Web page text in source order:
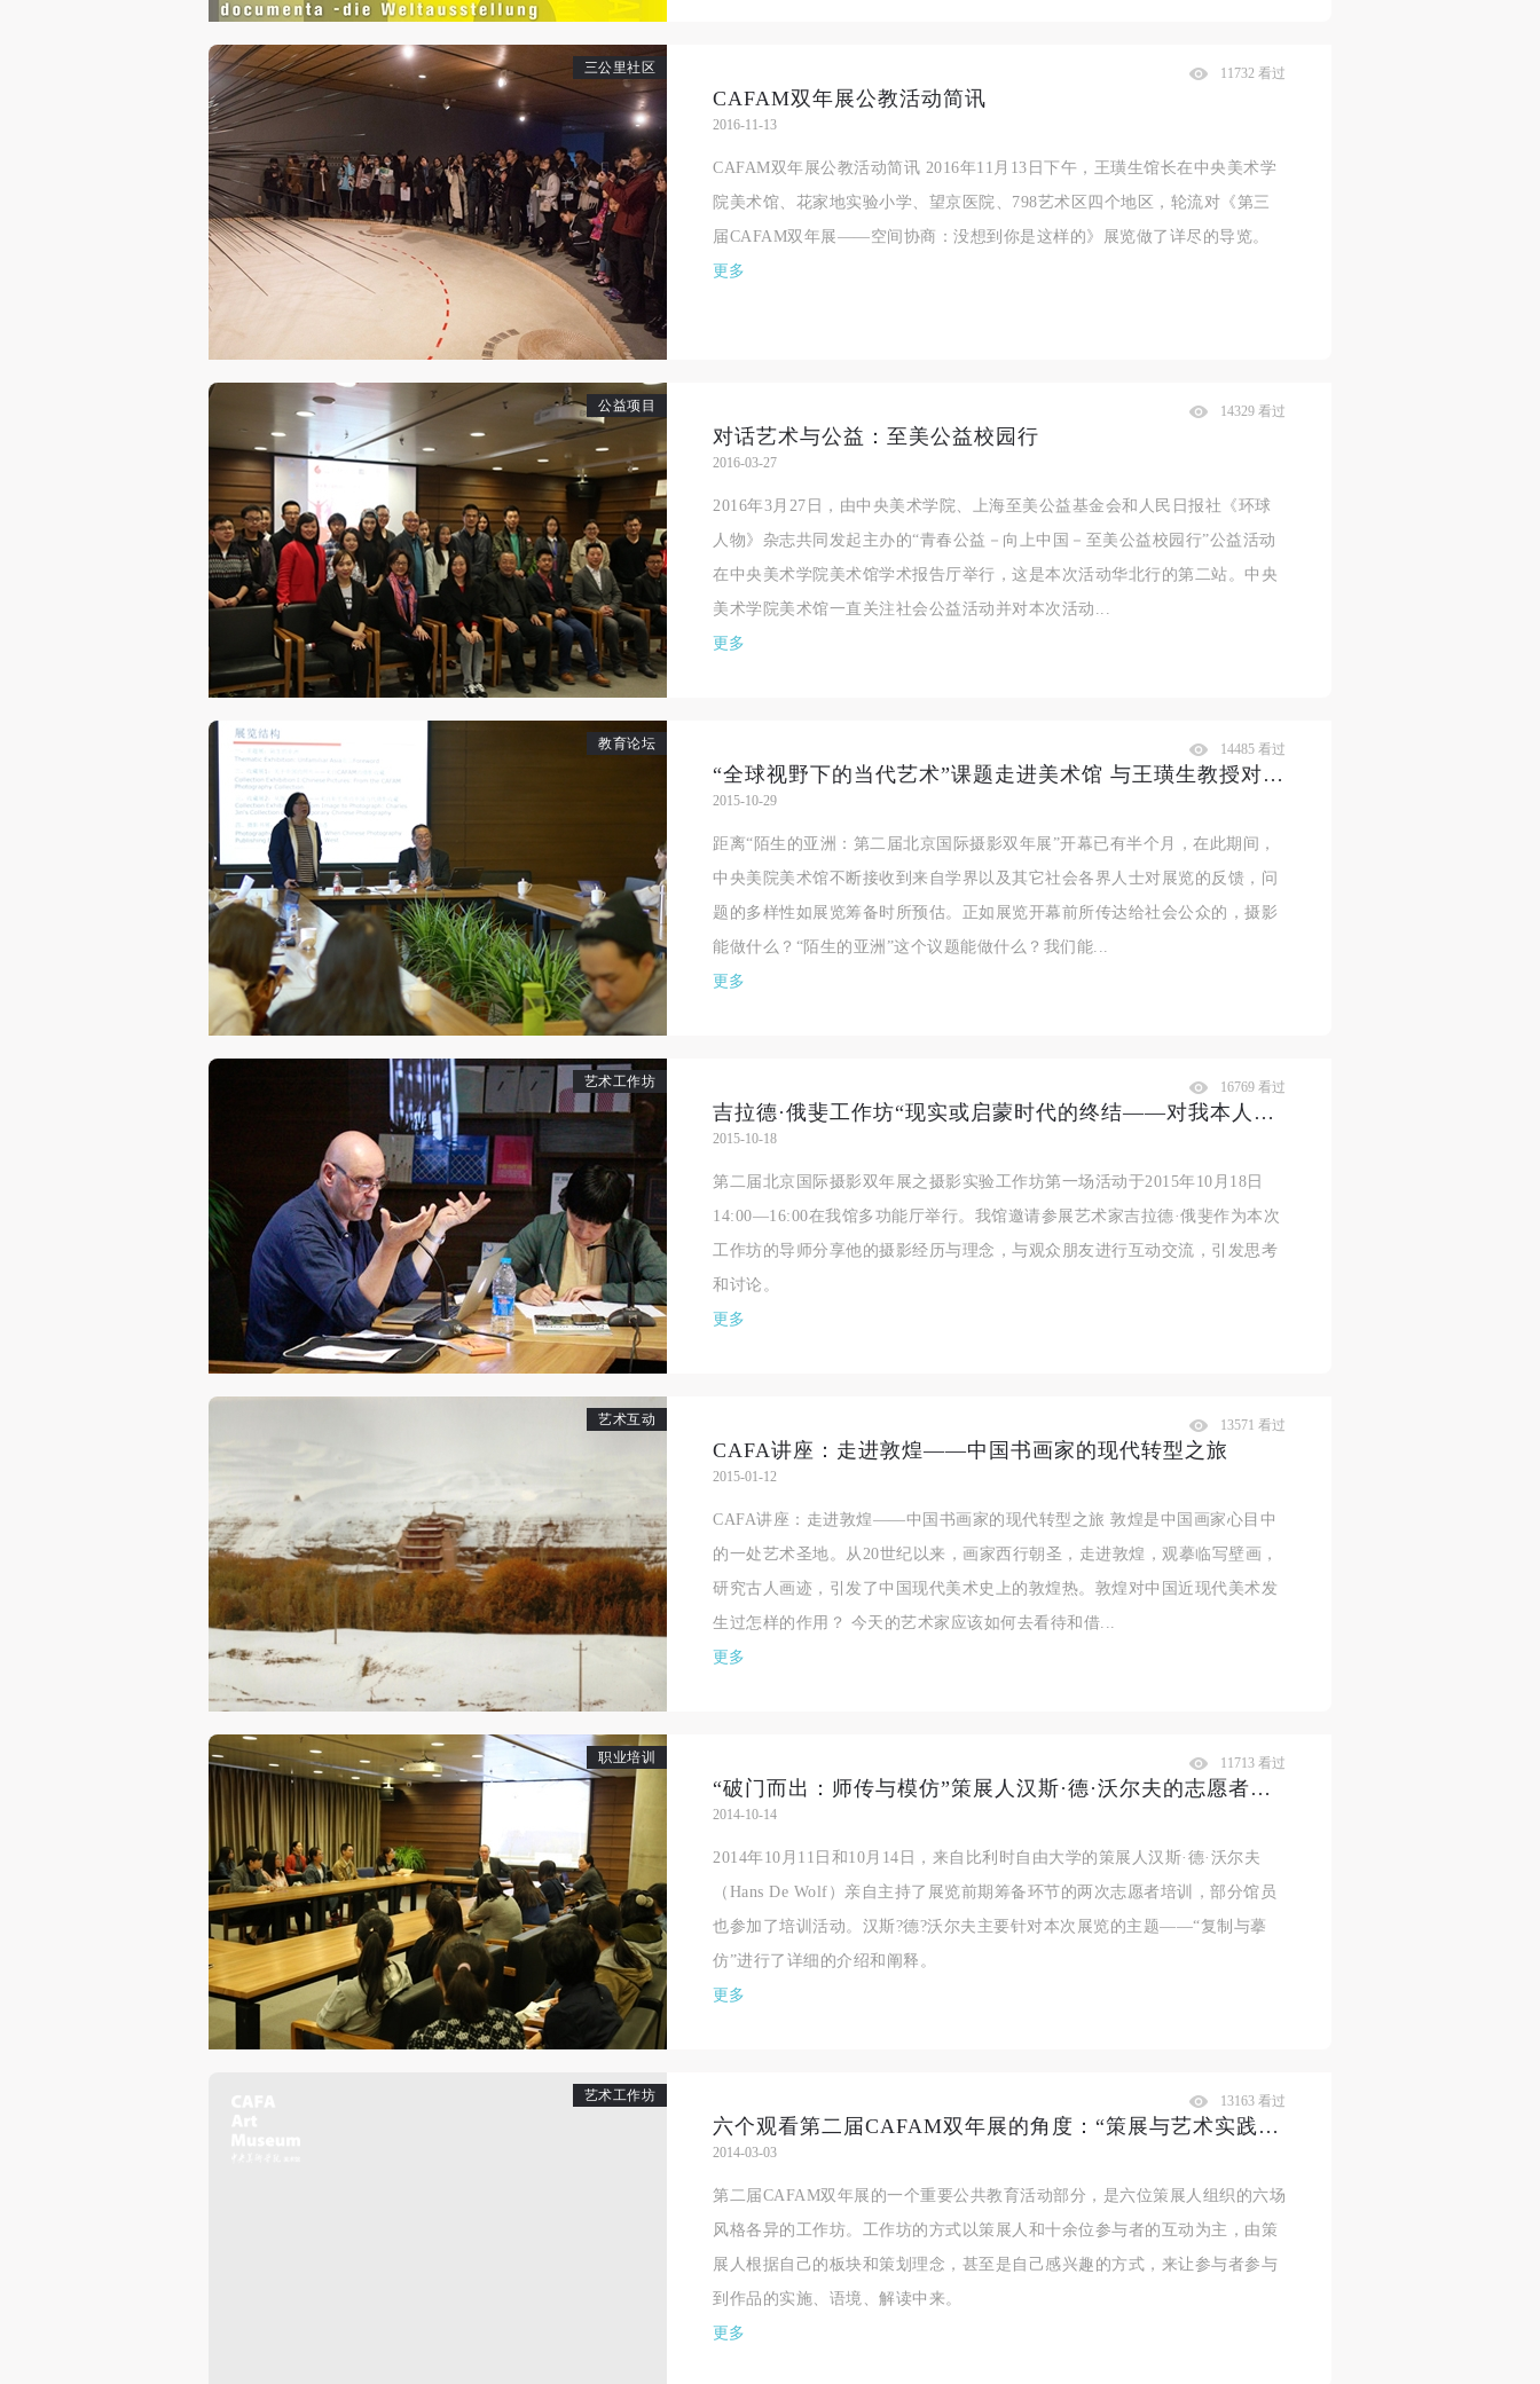
三公里社区
CAFAM双年展公教活动简讯
2016-11-13
11732 看过
CAFAM双年展公教活动简讯 2016年11月13日下午，王璜生馆长在中央美术学
院美术馆、花家地实验小学、望京医院、798艺术区四个地区，轮流对《第三
届CAFAM双年展——空间协商：没想到你是这样的》展览做了详尽的导览。
更多
公益项目
对话艺术与公益：至美公益校园行
2016-03-27
14329 看过
2016年3月27日，由中央美术学院、上海至美公益基金会和人民日报社《环球
人物》杂志共同发起主办的“青春公益－向上中国－至美公益校园行”公益活动
在中央美术学院美术馆学术报告厅举行，这是本次活动华北行的第二站。中央
美术学院美术馆一直关注社会公益活动并对本次活动...
更多
教育论坛
“全球视野下的当代艺术”课题走进美术馆 与王璜生教授对面谈“陌生的亚洲”
2015-10-29
14485 看过
距离“陌生的亚洲：第二届北京国际摄影双年展”开幕已有半个月，在此期间，
中央美院美术馆不断接收到来自学界以及其它社会各界人士对展览的反馈，问
题的多样性如展览筹备时所预估。正如展览开幕前所传达给社会公众的，摄影
能做什么？“陌生的亚洲”这个议题能做什么？我们能...
更多
艺术工作坊
吉拉德·俄斐工作坊“现实或启蒙时代的终结——对我本人作品的批判性审视”讲座综述
2015-10-18
16769 看过
第二届北京国际摄影双年展之摄影实验工作坊第一场活动于2015年10月18日
14:00—16:00在我馆多功能厅举行。我馆邀请参展艺术家吉拉德·俄斐作为本次
工作坊的导师分享他的摄影经历与理念，与观众朋友进行互动交流，引发思考
和讨论。
更多
艺术互动
CAFA讲座：走进敦煌——中国书画家的现代转型之旅
2015-01-12
13571 看过
CAFA讲座：走进敦煌——中国书画家的现代转型之旅 敦煌是中国画家心目中
的一处艺术圣地。从20世纪以来，画家西行朝圣，走进敦煌，观摹临写壁画，
研究古人画迹，引发了中国现代美术史上的敦煌热。敦煌对中国近现代美术发
生过怎样的作用？ 今天的艺术家应该如何去看待和借...
更多
职业培训
“破门而出：师传与模仿”策展人汉斯·德·沃尔夫的志愿者培训
2014-10-14
11713 看过
2014年10月11日和10月14日，来自比利时自由大学的策展人汉斯·德·沃尔夫
（Hans De Wolf）亲自主持了展览前期筹备环节的两次志愿者培训，部分馆员
也参加了培训活动。汉斯?德?沃尔夫主要针对本次展览的主题——“复制与摹
仿”进行了详细的介绍和阐释。
更多
艺术工作坊
六个观看第二届CAFAM双年展的角度：“策展与艺术实践”工作坊纪实
2014-03-03
13163 看过
第二届CAFAM双年展的一个重要公共教育活动部分，是六位策展人组织的六场
风格各异的工作坊。工作坊的方式以策展人和十余位参与者的互动为主，由策
展人根据自己的板块和策划理念，甚至是自己感兴趣的方式，来让参与者参与
到作品的实施、语境、解读中来。
更多
手机号码
手机号码将作为您的登录账号
验证码
可使用雅昌艺术网会员账户登录